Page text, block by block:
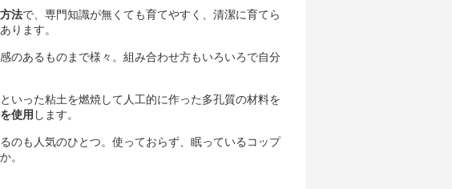
法で、専門知識が無くても育てやすく、清潔に育てら
ります。
のあるものまで様々。組み合わせ方もいろいろで自分
いった粘土を燃焼して人工的に作った多孔質の材料を
使用 します。
のも人気のひとつ。使っておらず、眠っているコップ
。